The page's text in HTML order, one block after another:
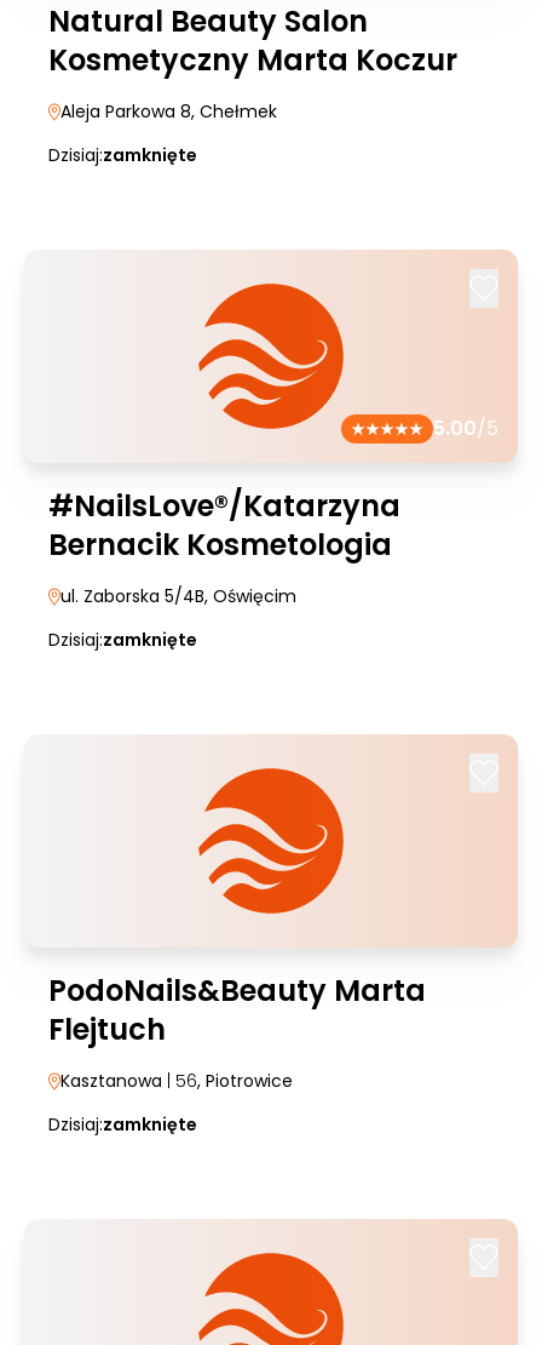
Natural Beauty Salon
Kosmetyczny Marta Koczur
Aleja Parkowa 8, Chełmek
Dzisiaj:zamknięte
5.00/5
#NailsLove®/Katarzyna
Bernacik Kosmetologia
ul. Zaborska 5/4B, Oświęcim
Dzisiaj:zamknięte
PodoNails&Beauty Marta
Flejtuch
Kasztanowa | 56, Piotrowice
Dzisiaj:zamknięte